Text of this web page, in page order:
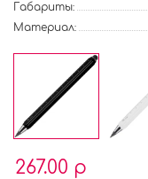
Габариты:
Материал:
267.00 р